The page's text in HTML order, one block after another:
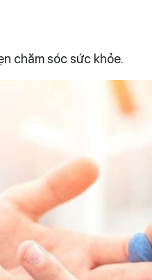
chăm sóc sức khỏe.